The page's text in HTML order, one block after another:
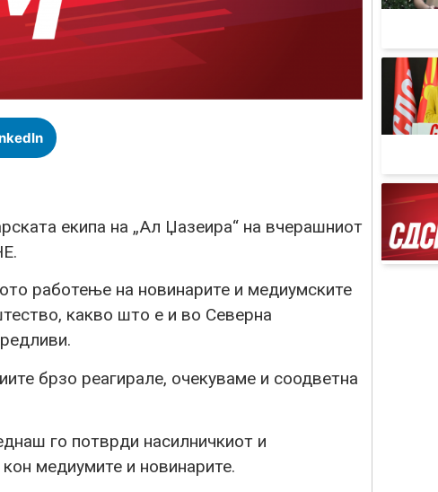
екипа на „Ал Џазеира“ на вчерашниот
работење на новинарите и медиумските
какво што е и во Северна
брзо реагирале, очекуваме и соодветна
го потврди насилничкиот и
медиумите и новинарите.